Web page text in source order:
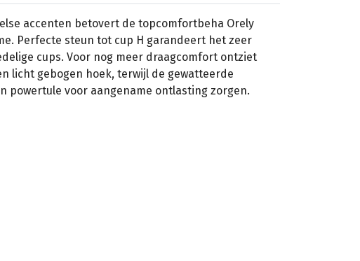
accenten betovert de topcomfortbeha Orely
Perfecte steun tot cup H garandeert het zeer
cups. Voor nog meer draagcomfort ontziet
licht gebogen hoek, terwijl de gewatteerde
powertule voor aangename ontlasting zorgen.